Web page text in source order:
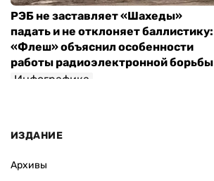
РЭБ не заставляет «Шахеды»
падать и не отклоняет баллистику:
«Флеш» объяснил особенности
работы радиоэлектронной борьбы
Инфографика
ИЗДАНИЕ
Архивы